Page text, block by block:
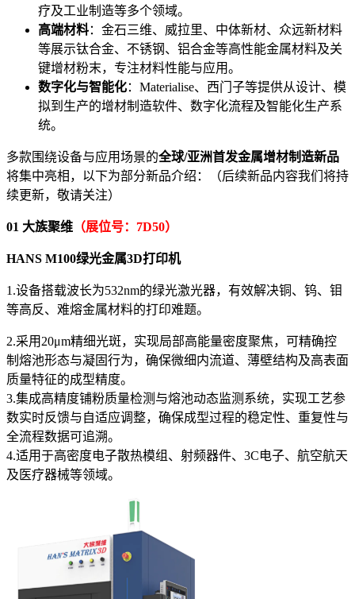
疗及工业制造等多个领域。
高端材料：金石三维、威拉里、中体新材、众远新材料
等展示钛合金、不锈钢、铝合金等高性能金属材料及关
键增材粉末，专注材料性能与应用。
数字化与智能化：Materialise、西门子等提供从设计、模
拟到生产的增材制造软件、数字化流程及智能化生产系
统。
多款围绕设备与应用场景的全球/亚洲首发金属增材制造新品
将集中亮相，以下为部分新品介绍：（后续新品内容我们将持
续更新，敬请关注）
01 大族聚维 （展位号：7D50）
HANS M100绿光金属3D打印机
1.设备搭载波长为532nm的绿光激光器，有效解决铜、钨、钼
等高反、难熔金属材料的打印难题。
2.采用20μm精细光斑，实现局部高能量密度聚焦，可精确控
制熔池形态与凝固行为，确保微细内流道、薄壁结构及高表面
质量特征的成型精度。
3.集成高精度铺粉质量检测与熔池动态监测系统，实现工艺参
数实时反馈与自适应调整，确保成型过程的稳定性、重复性与
全流程数据可追溯。
4.适用于高密度电子散热模组、射频器件、3C电子、航空航天
及医疗器械等领域。